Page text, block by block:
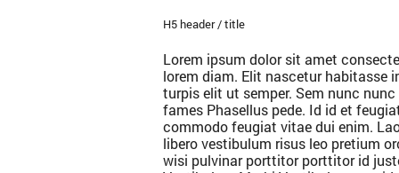
H5 header / title
Lorem ipsum dolor sit amet
lorem diam. Elit nascetur habitasse
turpis elit ut semper. Sem nunc
fames Phasellus pede. Id id et
commodo feugiat vitae dui enim.
libero vestibulum risus leo pretium
wisi pulvinar porttitor porttitor id